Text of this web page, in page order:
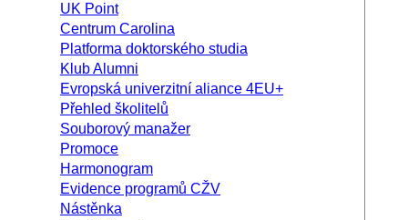
UK Point
Centrum Carolina
Platforma doktorského studia
Klub Alumni
Evropská univerzitní aliance 4EU+
Přehled školitelů
Souborový manažer
Promoce
Harmonogram
Evidence programů CŽV
Nástěnka